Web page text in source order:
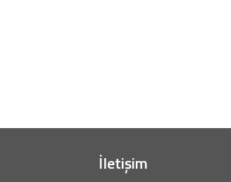
İletişim